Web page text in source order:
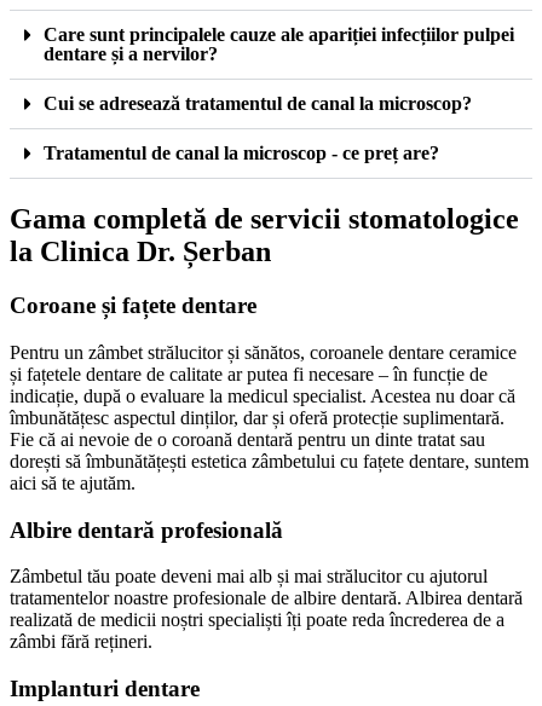
Care sunt principalele cauze ale apariției infecțiilor pulpei
dentare și a nervilor?
Cui se adresează tratamentul de canal la microscop?
Tratamentul de canal la microscop - ce preț are?
Gama completă de servicii stomatologice
la Clinica Dr. Șerban
Coroane și fațete dentare
Pentru un zâmbet strălucitor și sănătos, coroanele dentare ceramice
și fațetele dentare de calitate ar putea fi necesare – în funcție de
indicație, după o evaluare la medicul specialist. Acestea nu doar că
îmbunătățesc aspectul dinților, dar și oferă protecție suplimentară.
Fie că ai nevoie de o coroană dentară pentru un dinte tratat sau
dorești să îmbunătățești estetica zâmbetului cu fațete dentare, suntem
aici să te ajutăm.
Albire dentară profesională
Zâmbetul tău poate deveni mai alb și mai strălucitor cu ajutorul
tratamentelor noastre profesionale de albire dentară. Albirea dentară
realizată de medicii noștri specialiști îți poate reda încrederea de a
zâmbi fără rețineri.
Implanturi dentare